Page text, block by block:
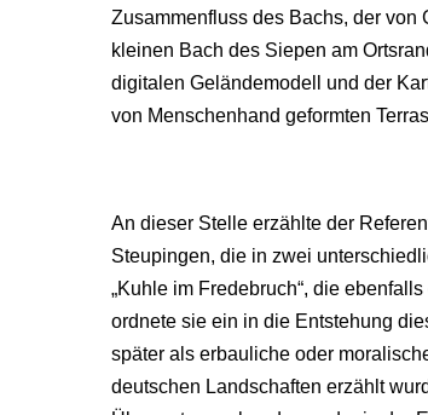
Zusammenfluss des Bachs, der von
kleinen Bach des Siepen am
digitalen Geländemodell und der
von Menschenhand geformten
An dieser Stelle erzählte der
Steupingen, die in zwei
„Kuhle im Fredebruch“, die
ordnete sie ein in die Entstehung
später als erbauliche oder
deutschen Landschaften erzählt